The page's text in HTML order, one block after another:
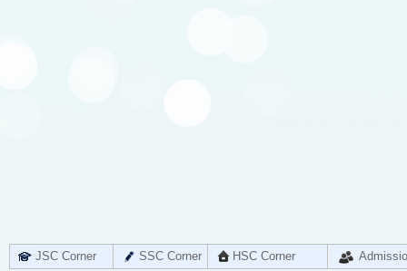
JSC Corner SSC Corner HSC Corner